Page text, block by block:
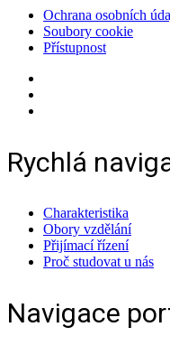
Ochrana osobních
Soubory cookie
Přístupnost
Rychlá
Charakteristika
Obory vzdělání
Přijímací řízení
Proč studovat u nás
Navigace